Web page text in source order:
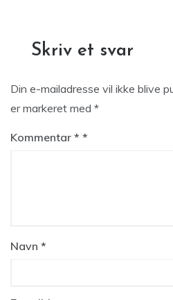
Skriv et svar
Din e-mailadresse vil ikke blive
er markeret med *
Kommentar *
Navn *